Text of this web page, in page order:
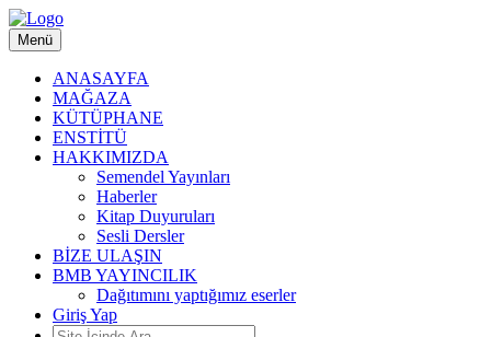
Menü
ANASAYFA
MAĞAZA
KÜTÜPHANE
ENSTİTÜ
HAKKIMIZDA
Semendel Yayınları
Haberler
Kitap Duyuruları
Sesli Dersler
BİZE ULAŞIN
BMB YAYINCILIK
Dağıtımını yaptığımız eserler
Giriş Yap